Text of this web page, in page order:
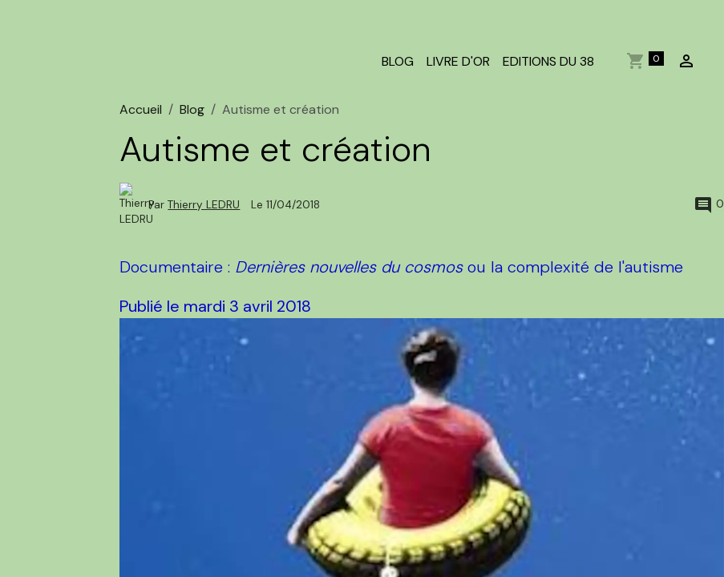
BLOG LIVRE D'OR EDITIONS DU 38 0
Accueil Blog Autisme et création
Autisme et création
ParThierry LEDRU Le 11/04/2018 0
Documentaire : Dernières nouvelles du cosmosou la complexité de l'autisme
Publié le mardi 3 avril 2018